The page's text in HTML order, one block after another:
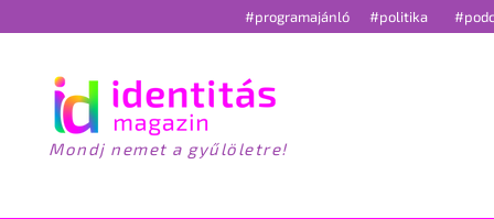
#programajánló #politika
Mondj nemet a gyűlöletre!